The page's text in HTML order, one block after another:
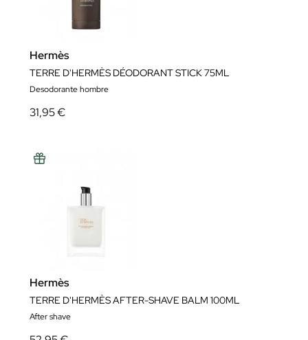
Hermès
TERRE D'HERMÈS DÉODORANT STICK 75ML
Desodorante hombre
31,95 €
Hermès
TERRE D'HERMÈS AFTER-SHAVE BALM 100ML
After shave